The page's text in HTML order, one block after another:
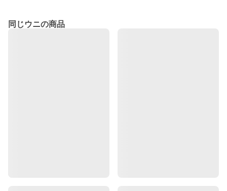
同じウニの商品